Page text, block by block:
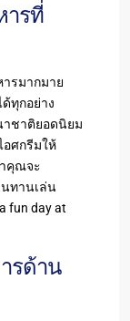
ารที่
รมากมาย
ทุกอย่าง
าชาติยอดนิยม
อศกรีมให้
คุณจะ
ทานเล่น
fun day at
รด้าน